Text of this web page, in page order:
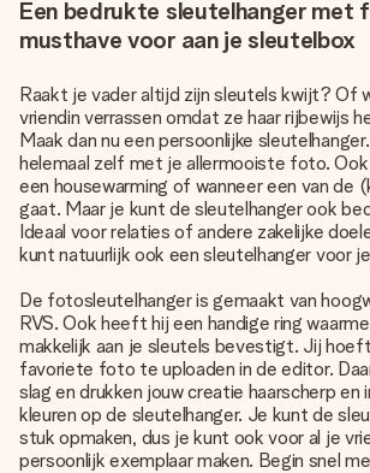
Een bedrukte sleutelhanger met
musthave voor aan je sleutelbox
Raakt je vader altijd zijn sleutels kwijt? Of
vriendin verrassen omdat ze haar rijbewijs
Maak dan nu een persoonlijke
helemaal zelf met je allermooiste foto. Ook
een housewarming of wanneer een van de
gaat. Maar je kunt de sleutelhanger ook
Ideaal voor relaties of andere zakelijke
kunt natuurlijk ook een sleutelhanger voor
De fotosleutelhanger is gemaakt van
RVS. Ook heeft hij een handige ring
makkelijk aan je sleutels bevestigt. Jij
favoriete foto te uploaden in de editor.
slag en drukken jouw creatie haarscherp en
kleuren op de sleutelhanger. Je kunt de
stuk opmaken, dus je kunt ook voor al je
persoonlijk exemplaar maken. Begin snel